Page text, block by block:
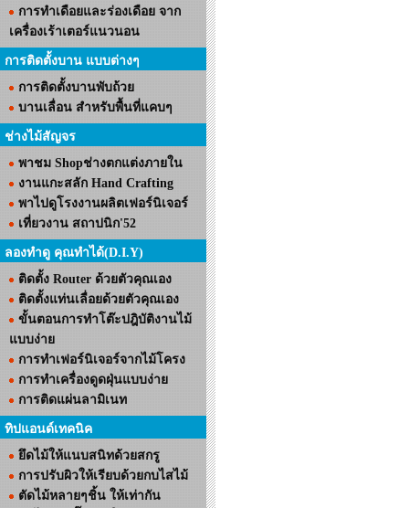
การทำเดือยและร่องเดือย จาก
เครื่องเร้าเตอร์แนวนอน
การติดตั้งบาน แบบต่างๆ
การติดตั้งบานพับถ้วย
บานเลื่อน สำหรับพื้นที่แคบๆ
ช่างไม้สัญจร
พาชม Shopช่างตกแต่งภายใน
งานแกะสลัก Hand Crafting
พาไปดูโรงงานผลิตเฟอร์นิเจอร์
เที่ยวงาน สถาปนิก'52
ลองทำดู คุณทำได้(D.I.Y)
ติดตั้ง Router ด้วยตัวคุณเอง
ติดตั้งแท่นเลื่อยด้วยตัวคุณเอง
ขั้นตอนการทำโต๊ะปฎิบัติงานไม้
แบบง่าย
การทำเฟอร์นิเจอร์จากไม้โครง
การทำเครื่องดูดฝุ่นแบบง่าย
การติดแผ่นลามิเนท
ทิปแอนด์เทคนิค
ยึดไม้ให้แนบสนิทด้วยสกรู
การปรับผิวให้เรียบด้วยกบไสไม้
ตัดไม้หลายๆชิ้น ให้เท่ากัน